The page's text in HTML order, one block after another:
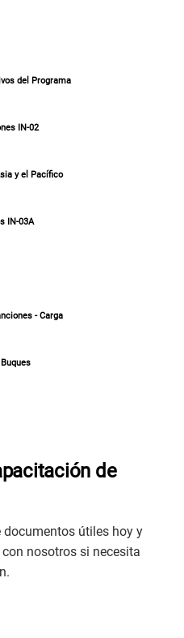
del Programa
IN-02
y el Pacífico
IN-03A
- Carga
de
documentos útiles hoy y
nosotros si necesita